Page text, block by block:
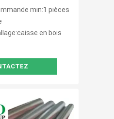
pour
– TOBO
min:1 pièces
en bois